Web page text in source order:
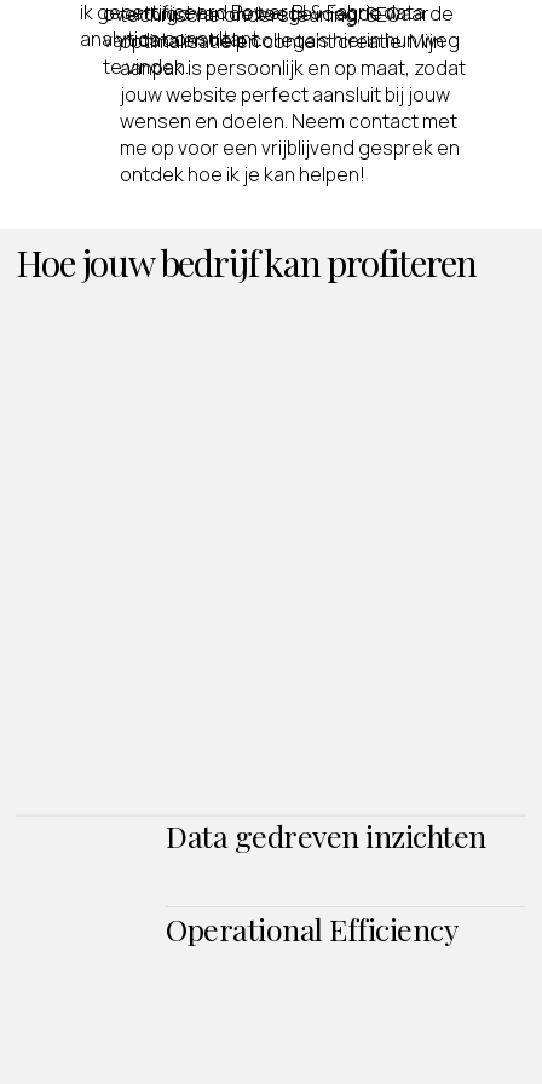
ik gecertificeerd Power BI & Fabric data
analytics consultant.
overtuigd van de toegevoegde waarde
van data en help collega's hierin hun weg
te vinden.
technische ondersteuning, SEO
optimalisatie en content creatie. Mijn
aanpak is persoonlijk en op maat, zodat
jouw website perfect aansluit bij jouw
wensen en doelen. Neem contact met
me op voor een vrijblijvend gesprek en
ontdek hoe ik je kan helpen!
Hoe jouw bedrijf kan profiteren
Data gedreven inzichten
Operational Efficiency